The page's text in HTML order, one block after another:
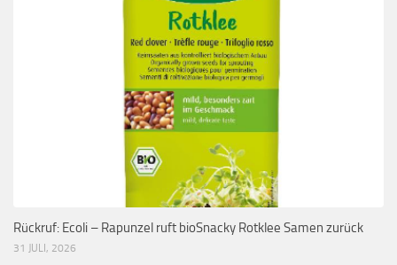
Rückruf: Ecoli – Rapunzel ruft bioSnacky Rotklee Samen zurück
31 JULI, 2026